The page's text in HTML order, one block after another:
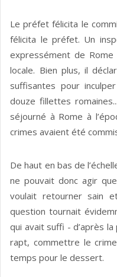
Le préfet félicita le
félicita le préfet. Un
expressément de
locale. Bien plus, il
suffisantes pour
douze fillettes
séjourné à Rome à
crimes avaient été
De haut en bas de
ne pouvait donc agir
voulait retourner sain
question tournait
qui avait suffi - d’après
rapt, commettre le
temps pour le dessert.